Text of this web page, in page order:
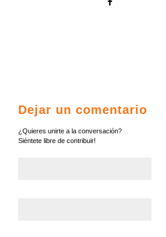
Dejar un comentario
¿Quieres unirte a la conversación?
Siéntete libre de contribuir!